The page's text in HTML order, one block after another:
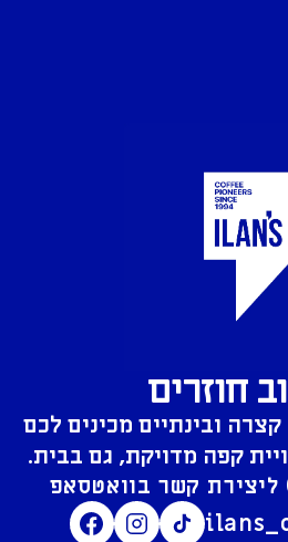
חוזרים
ובינתיים מכינים לכם
קפה מדויקת, גם בבית.